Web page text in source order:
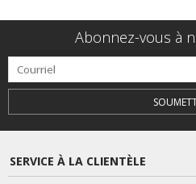
Abonnez-vous à
SERVICE À LA CLIENTÈLE